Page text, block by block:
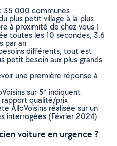
35 000 communes
plus petit village à la plus
à proximité de chez vous !
toutes les 10 secondes, 3.6
par an
différents, tout est
petit besoin aux plus grands
une première réponse à
sur 5* indiquent
rapport qualité/prix
AlloVoisins réalisée sur un
interrogées (Février 2024)
voiture en urgence ?